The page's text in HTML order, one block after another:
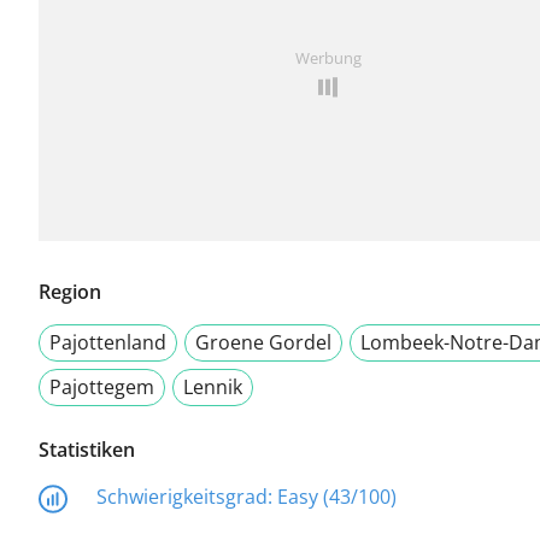
Werbung
Region
Pajottenland
Groene Gordel
Lombeek-Notre-
Pajottegem
Lennik
Statistiken
Schwierigkeitsgrad: Easy (43/100)